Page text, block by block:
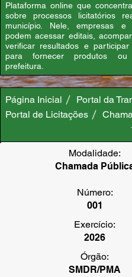
Plataforma online que
sobre processos licitatórios
município. Nele, empresas e
podem acessar editais,
verificar resultados e
para fornecer produtos
prefeitura.
Página Inicial
Portal da
Portal de Licitações
Modalidade:
Chamada
Número:
001
Exercício:
2026
Órgão:
SMDR/PMA